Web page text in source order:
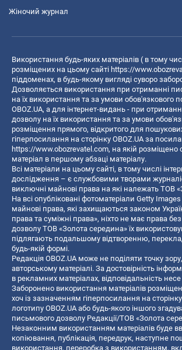
Жіночий журнал
Використання будь-яких матеріалів ( в тому
розміщених на цьому сайті https://
піддоменах, в будь-якому вигляді суворо
Дозволяється використання при отриманні
на їх використання та за умови обов'язкового
OBOZ.UA, а для інтернет-видань - при
дозволу на їх використання та за умови
розміщення прямого, відкритого для
гіперпосилання на сторінку OBOZ.UA за
https://www.obozrevatel.com, на якій розміщено
матеріал в першому абзаці матеріалу.
Всі матеріали на цьому сайті, в тому числі
дослідження – є службовими творами
виключні майнові права на які належать ТОВ
На всі опубліковані фотоматеріали Getty
майнові права, які захищаються законом
права та суміжні права», ніхто не має права
дозволу ТОВ «Золота середина» їх
підлягають подальшому відтворенню,
будь-якій формі.
Редакція OBOZ.UA може не поділяти точку
авторському матеріалі. За достовірність
в рекламних матеріалах, відповідальність
Заборонено використання матеріалів
хоч із зазначенням гіперпосилання на
логотипу OBOZ.UA або будь-якого іншого
письмового дозволу Редакції/ТОВ «Золота
Незаконним використанням матеріалів буде
копiювання, публiкацiя, передрук, наступне
використання, переробка з використанням,